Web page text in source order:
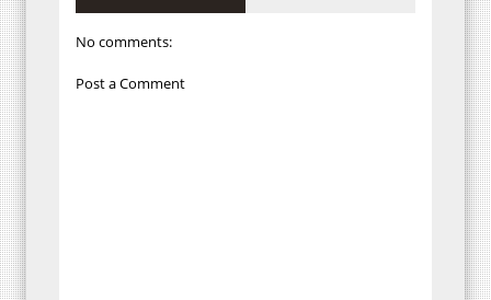
No comments:
Post a Comment